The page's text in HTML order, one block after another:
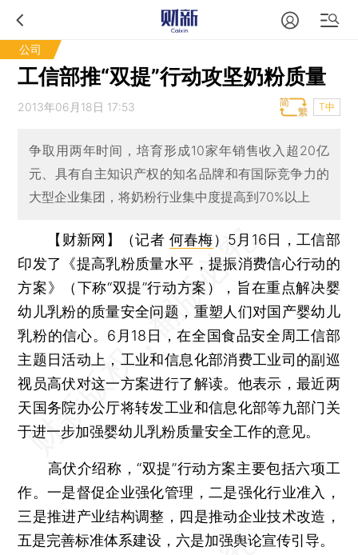
公司
工信部推“双提”行动攻坚奶粉质量
2013年06月18日 17:53 T中
争取用两年时间，培育形成10家年销售收入超20亿
元、具有自主知识产权的知名品牌和有国际竞争力的
大型企业集团，将奶粉行业集中度提高到70%以上
【财新网】（记者 何春梅） 5月16日，工信部
印发了《提高乳粉质量水平，提振消费信心行动的
方案》（下称“双提”行动方案），旨在重点解决婴
幼儿乳粉的质量安全问题，重塑人们对国产婴幼儿
乳粉的信心。6月18日，在全国食品安全周工信部
主题日活动上，工业和信息化部消费工业司的副巡
视员高伏对这一方案进行了解读。他表示，最近两
天国务院办公厅将转发工业和信息化部等九部门关
于进一步加强婴幼儿乳粉质量安全工作的意见。
高伏介绍称，“双提”行动方案主要包括六项工
作。一是督促企业强化管理，二是强化行业准入，
三是推进产业结构调整，四是推动企业技术改造，
五是完善标准体系建设，六是加强舆论宣传引导。